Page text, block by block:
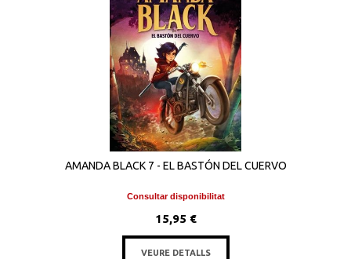
AMANDA BLACK 7 - EL BASTÓN DEL CUERVO
Consultar disponibilitat
15,95 €
VEURE DETALLS